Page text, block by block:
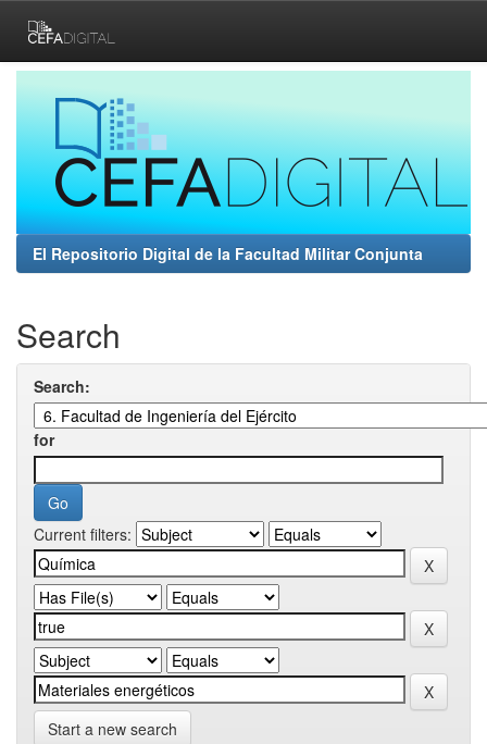
navigation
El Repositorio Digital de la Facultad Militar Conjunta
Search
Search:
for
Current filters:
Start a new search